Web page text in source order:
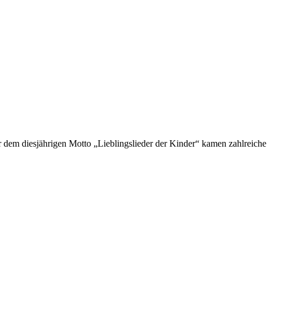
diesjährigen Motto „Lieblingslieder der Kinder“ kamen zahlreiche